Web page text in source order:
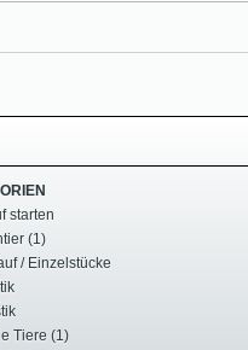
starten
(1)
/ Einzelstücke
Tiere (1)